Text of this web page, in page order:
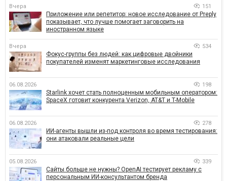
Вчера 151
Приложение или репетитор: новое исследование от Preply
показывает, что лучше помогает заговорить на
иностранном языке
Вчера 534
Фокус-группы без людей: как цифровые двойники
покупателей изменят маркетинговые исследования
06.08.2026 198
Starlink хочет стать полноценным мобильным оператором:
SpaceX готовит конкурента Verizon, AT&T и T-Mobile
06.08.2026 278
ИИ-агенты вышли из-под контроля во время тестирования:
они атаковали реальные цели
05.08.2026 339
Сайты больше не нужны? OpenAI тестирует рекламу с
персональным ИИ-консультантом бренда